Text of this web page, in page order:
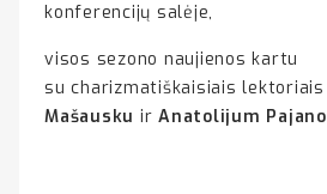
konferencijų salėje,
visos sezono naujienos kartu
su charizmatiškaisiais lektoriais
Mašausku ir Anatolijum